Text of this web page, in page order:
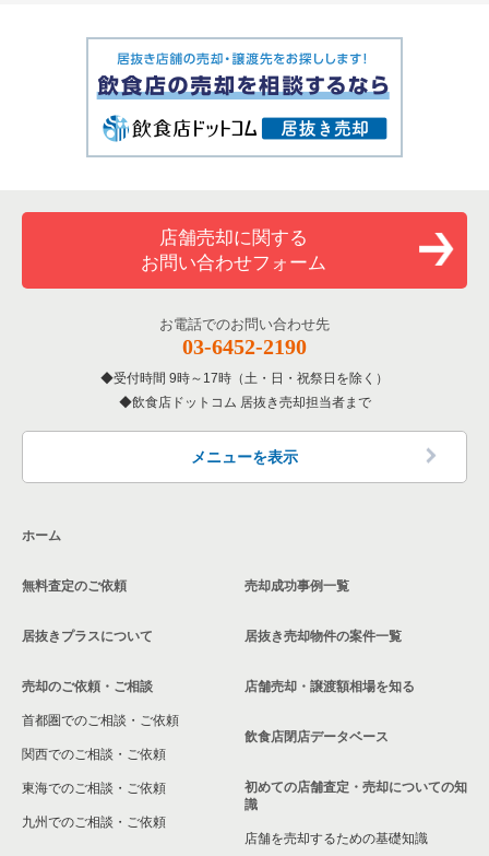
店舗売却に関する
お問い合わせフォーム
お電話でのお問い合わせ先
03-6452-2190
受付時間 9時～17時（土・日・祝祭日を除く）
飲食店ドットコム 居抜き売却担当者まで
メニューを表示
ホーム
無料査定のご依頼
居抜きプラスについて
売却のご依頼・ご相談
首都圏でのご相談・ご依頼
関西でのご相談・ご依頼
東海でのご相談・ご依頼
九州でのご相談・ご依頼
売却成功事例一覧
居抜き売却物件の案件一覧
店舗売却・譲渡額相場を知る
飲食店閉店データベース
初めての店舗査定・売却についての知
識
店舗を売却するための基礎知識